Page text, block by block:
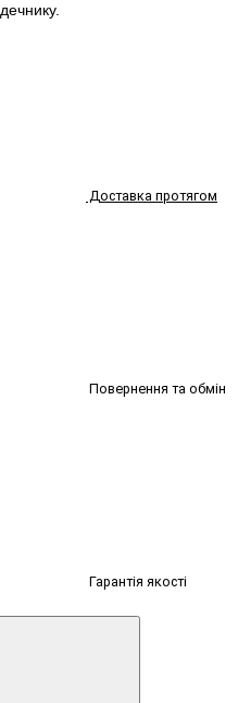
Доставка протягом
Повернення та обмін
Гарантія якості